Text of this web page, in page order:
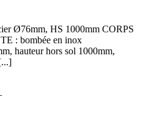
Ø76mm, HS 1000mm CORPS
: bombée en inox
hauteur hors sol 1000mm,